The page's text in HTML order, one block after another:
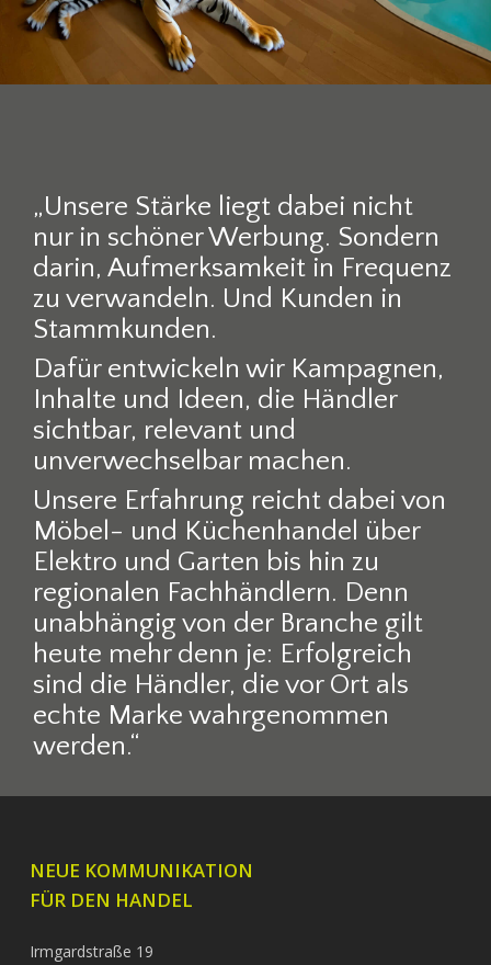
„Unsere Stärke liegt dabei nicht
nur in schöner Werbung. Sondern
darin, Aufmerksamkeit in Frequenz
zu verwandeln. Und Kunden in
Stammkunden.
Dafür entwickeln wir Kampagnen,
Inhalte und Ideen, die Händler
sichtbar, relevant und
unverwechselbar machen.
Unsere Erfahrung reicht dabei von
Möbel- und Küchenhandel über
Elektro und Garten bis hin zu
regionalen Fachhändlern. Denn
unabhängig von der Branche gilt
heute mehr denn je: Erfolgreich
sind die Händler, die vor Ort als
echte Marke wahrgenommen
werden.“
NEUE KOMMUNIKATION
FÜR DEN HANDEL
Irmgardstraße 19